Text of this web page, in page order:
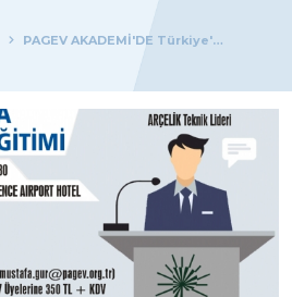
PAGEV AKADEMİ'DE Türkiye'de verilecek en kapsamlı PLASTİK PARÇA TASARIMI EĞİTİMİ